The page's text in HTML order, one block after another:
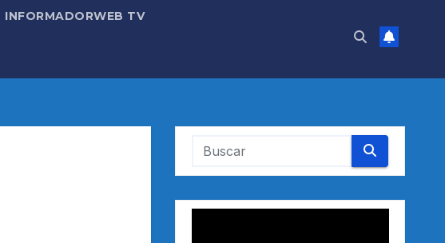
INFORMADORWEB TV